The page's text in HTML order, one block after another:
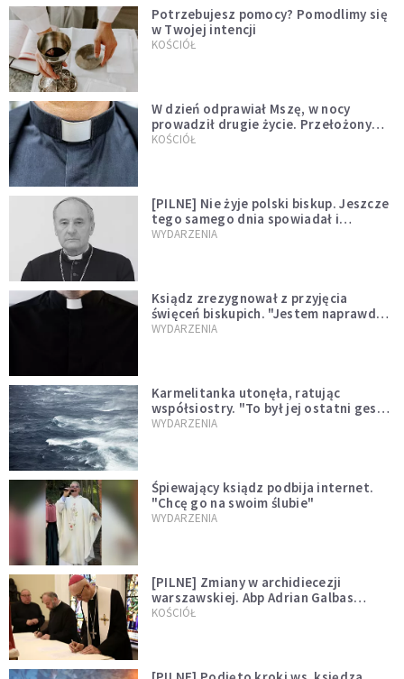
Potrzebujesz pomocy? Pomodlimy się
w Twojej intencji
KOŚCIÓŁ
W dzień odprawiał Mszę, w nocy
prowadził drugie życie. Przełożony
kazał mu opuścić zakon
KOŚCIÓŁ
[PILNE] Nie żyje polski biskup. Jeszcze
tego samego dnia spowiadał i
sprawował Mszę świętą
WYDARZENIA
Ksiądz zrezygnował z przyjęcia
święceń biskupich. "Jestem naprawdę
niegodny"
WYDARZENIA
Karmelitanka utonęła, ratując
współsiostry. "To był jej ostatni gest
miłości"
WYDARZENIA
Śpiewający ksiądz podbija internet.
"Chcę go na swoim ślubie"
WYDARZENIA
[PILNE] Zmiany w archidiecezji
warszawskiej. Abp Adrian Galbas
wręczył dekrety nowym proboszczom
KOŚCIÓŁ